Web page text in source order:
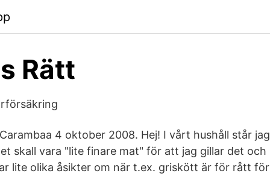
Rätt
4 oktober 2008. Hej! I vårt hushåll står jag
skall vara "lite finare mat" för att jag gillar det och
lite olika åsikter om när t.ex. griskött är för rått för